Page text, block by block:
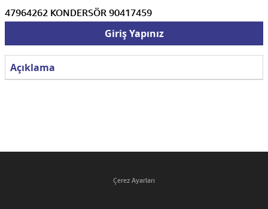
47964262 KONDERSÖR 90417459
Giriş Yapınız
Açıklama
Çerez Ayarları